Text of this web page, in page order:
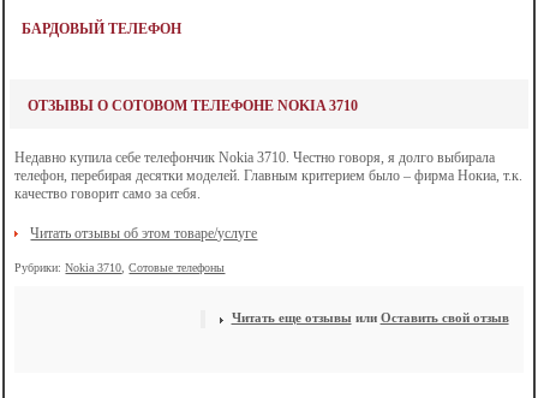
БАРДОВЫЙ ТЕЛЕФОН
ОТЗЫВЫ О СОТОВОМ ТЕЛЕФОНЕ NOKIA 3710
Недавно купила себе телефончик Nokia 3710. Честно говоря, я долго выбирала
телефон, перебирая десятки моделей. Главным критерием было – фирма Нокиа, т.к.
качество говорит само за себя.
Читать отзывы об этом товаре/услуге
Рубрики:Nokia 3710 ,Сотовые телефоны
Читать еще отзывы или Оставить свой отзыв